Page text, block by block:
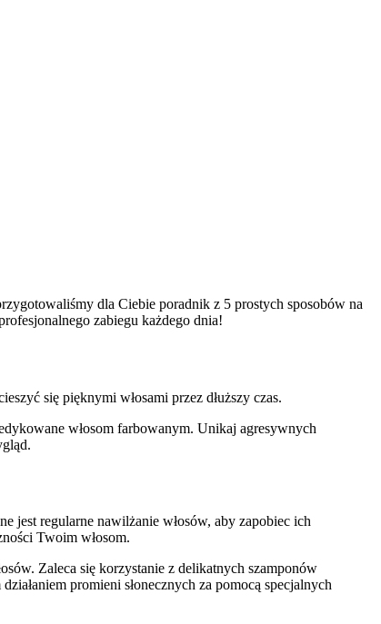
dla Ciebie poradnik z 5 prostych‍ sposobów⁤ na
zabiegu każdego dnia!
się⁢ pięknymi⁣ włosami przez dłuższy‍ czas.
włosom farbowanym. Unikaj agresywnych
⁤jest regularne nawilżanie włosów, aby zapobiec ich
Twoim włosom.
Zaleca się korzystanie ‌z delikatnych szamponów
promieni‌ słonecznych za pomocą ⁢specjalnych